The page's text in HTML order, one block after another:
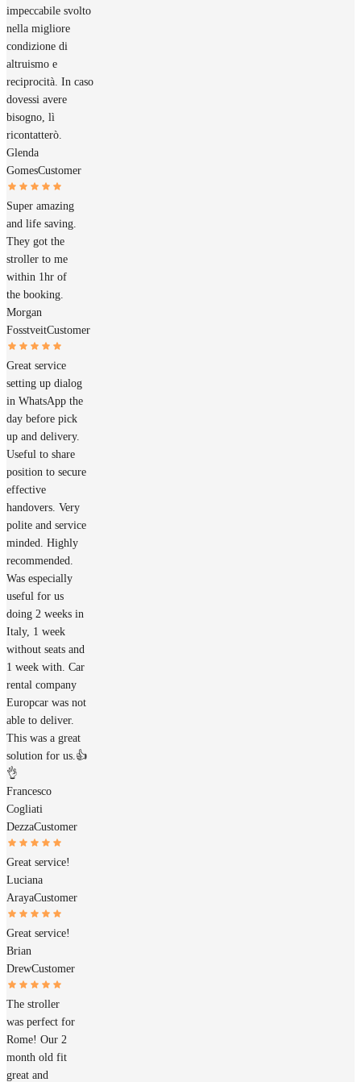
impeccabile svolto
nella migliore
condizione di
altruismo e
reciprocità. In caso
dovessi avere
bisogno, lì
ricontatterò.
Glenda
GomesCustomer
Super amazing
and life saving.
They got the
stroller to me
within 1hr of
the booking.
Morgan
FosstveitCustomer
Great service
setting up dialog
in WhatsApp the
day before pick
up and delivery.
Useful to share
position to secure
effective
handovers. Very
polite and service
minded. Highly
recommended.
Was especially
useful for us
doing 2 weeks in
Italy, 1 week
without seats and
1 week with. Car
rental company
Europcar was not
able to deliver.
This was a great
solution for us.👍
👌
Francesco
Cogliati
DezzaCustomer
Great service!
Luciana
ArayaCustomer
Great service!
Brian
DrewCustomer
The stroller
was perfect for
Rome! Our 2
month old fit
great and